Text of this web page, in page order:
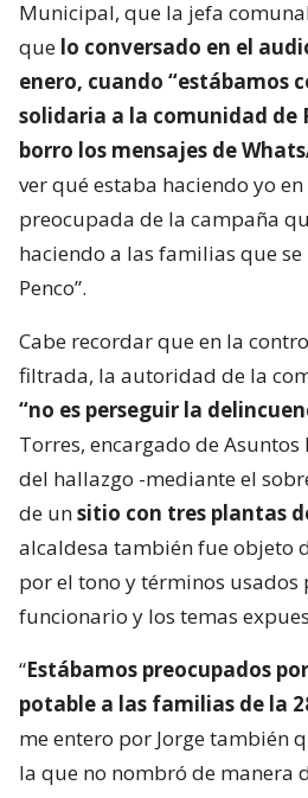
Municipal, que la jefa
que lo conversado en el
enero, cuando “estábamos
solidaria a la comunidad de
borro los mensajes de
ver qué estaba haciendo yo
preocupada de la campaña
haciendo a las familias que
Penco”.
Cabe recordar que en la
filtrada, la autoridad de la
“no es perseguir la
Torres, encargado de
del hallazgo -mediante el
de unsitio con tres plantas
alcaldesa también fue objeto
por el tono y términos usados
funcionario y los temas
“Estábamos preocupados
potable a las familias de la
me entero por Jorge también
la que no nombró de manera